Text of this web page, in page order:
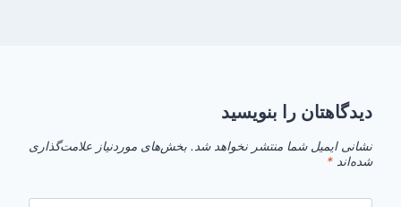
دیدگاهتان را بنویسید
نشانی ایمیل شما منتشر نخواهد شد. بخش‌های موردنیاز علامت‌گذاری
شده‌اند *